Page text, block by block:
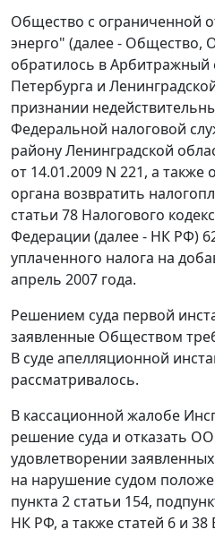
Общество с ограниченной
энерго" (далее - Общество,
обратилось в Арбитражный
Петербурга и
признании
Федеральной налоговой
району Ленинградской
от 14.01.2009 N 221, а
органа возвратить
статьи 78 Налогового
Федерации (далее - НК РФ)
уплаченного налога на
апрель 2007 года.
Решением суда первой
заявленные Обществом
В суде апелляционной
рассматривалось.
В кассационной жалобе
решение суда и отказать
удовлетворении
на нарушение судом
пункта 2 статьи 154,
НК РФ, а также статей 6 и 38